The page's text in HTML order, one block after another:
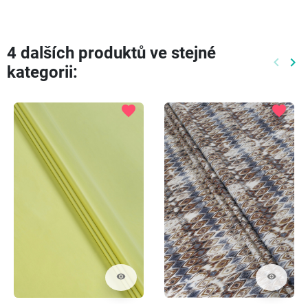
4 dalších produktů ve stejné
kategorii:
keyboard_arrow_left keyboard_arrow_right
visibility
favorite
visibility
favorite